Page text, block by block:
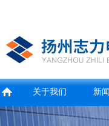
关于我们 新